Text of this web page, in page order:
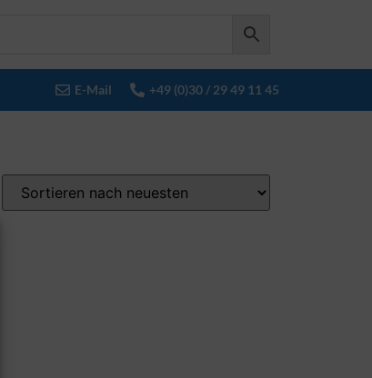
E-Mail +49 (0)30 / 29 49 11 45